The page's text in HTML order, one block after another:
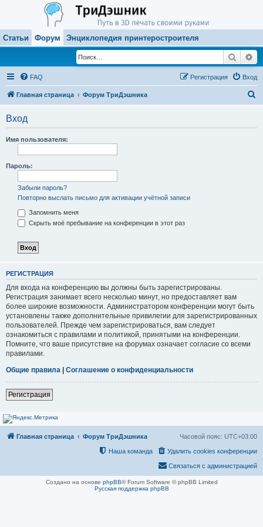
Статьи Форум Энциклопедия принтеростроителя
Поиск
FAQ Вход
Регистрация
Главная страница Форум ТриДэшника
Вход
Имя пользователя:
Пароль:
Забыли пароль?
Повторно выслать письмо для активации учётной записи
Запомнить меня
Скрыть моё пребывание на конференции в этот раз
РЕГИСТРАЦИЯ
Для входа на конференцию вы должны быть зарегистрированы.
Регистрация занимает всего несколько минут, но предоставляет вам
более широкие возможности. Администратором конференции могут быть
установлены также дополнительные привилегии для зарегистрированных
пользователей. Прежде чем зарегистрироваться, вам следует
ознакомиться с правилами и политикой, принятыми на конференции.
Помните, что ваше присутствие на форумах означает согласие со всеми
правилами.
Общие правила | Соглашение о конфиденциальности
Регистрация
Главная страница Форум ТриДэшника Часовой пояс: UTC+03:00
Удалить cookies конференции
Наша команда
Связаться с администрацией
Создано на основе phpBB® Forum Software © phpBB Limited
Русская поддержка phpBB